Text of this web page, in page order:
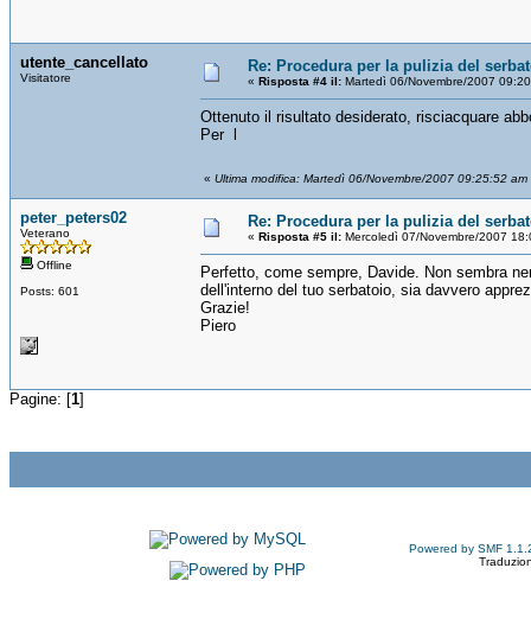
utente_cancellato
Visitatore
Re: Procedura per la pulizia del
« Risposta #4 il: Martedì 06/Novembre/2007
Ottenuto il risultato desiderato, risciacquare
Per l
« Ultima modifica: Martedì 06/Novembre/2007 09:25:52
peter_peters02
Veterano
Offline
Posts: 601
Re: Procedura per la pulizia del
« Risposta #5 il: Mercoledì 07/Novembre/2007
Perfetto, come sempre, Davide. Non sembra
dell'interno del tuo serbatoio, sia davvero
Grazie!
Piero
Pagine: [1]
Powered by SMF